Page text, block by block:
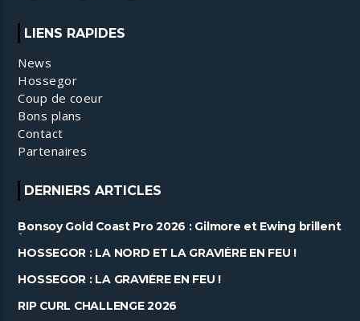
LIENS RAPIDES
News
Hossegor
Coup de coeur
Bons plans
Contact
Partenaires
DERNIERS ARTICLES
Bonsoy Gold Coast Pro 2026 : Gilmore et Ewing brillent
à Snapper ......
HOSSEGOR : LA NORD ET LA GRAVIÈRE EN FEU !
HOSSEGOR : LA GRAVIÈRE EN FEU !
RIP CURL CHALLENGE 2026